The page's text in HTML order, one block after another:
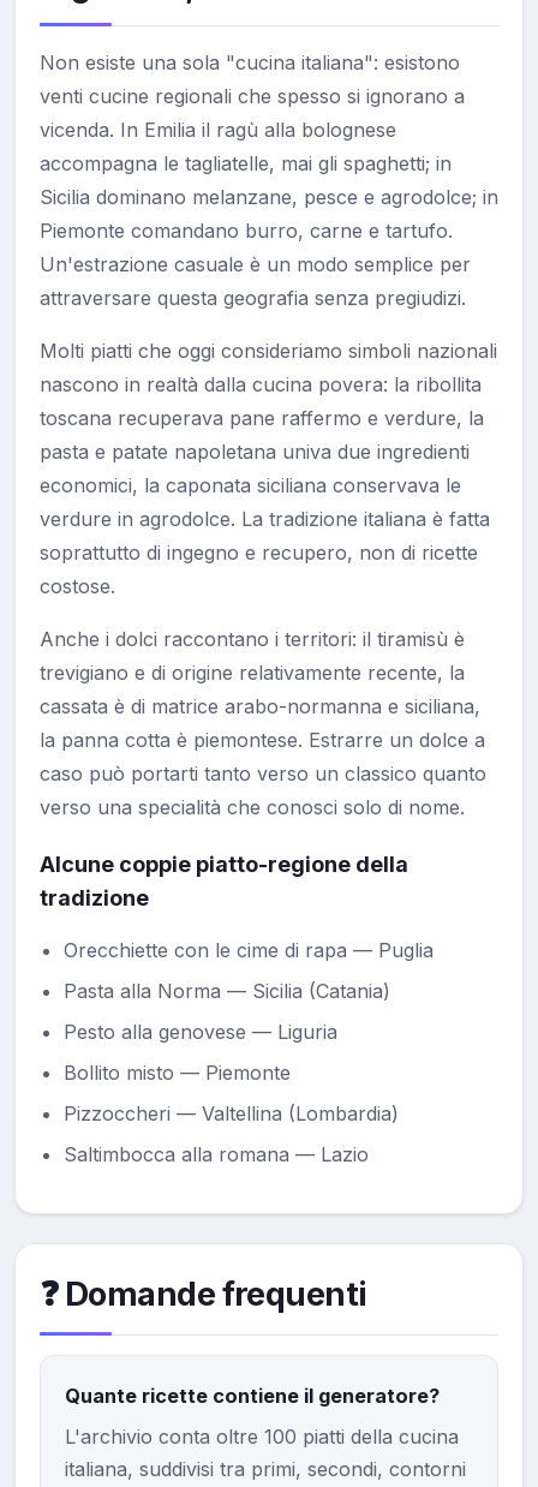
Non esiste una sola "cucina italiana": esistono
venti cucine regionali che spesso si ignorano a
vicenda. In Emilia il ragù alla bolognese
accompagna le tagliatelle, mai gli spaghetti; in
Sicilia dominano melanzane, pesce e agrodolce; in
Piemonte comandano burro, carne e tartufo.
Un'estrazione casuale è un modo semplice per
attraversare questa geografia senza pregiudizi.
Molti piatti che oggi consideriamo simboli nazionali
nascono in realtà dalla cucina povera: la ribollita
toscana recuperava pane raffermo e verdure, la
pasta e patate napoletana univa due ingredienti
economici, la caponata siciliana conservava le
verdure in agrodolce. La tradizione italiana è fatta
soprattutto di ingegno e recupero, non di ricette
costose.
Anche i dolci raccontano i territori: il tiramisù è
trevigiano e di origine relativamente recente, la
cassata è di matrice arabo-normanna e siciliana,
la panna cotta è piemontese. Estrarre un dolce a
caso può portarti tanto verso un classico quanto
verso una specialità che conosci solo di nome.
Alcune coppie piatto-regione della
tradizione
Orecchiette con le cime di rapa — Puglia
Pasta alla Norma — Sicilia (Catania)
Pesto alla genovese — Liguria
Bollito misto — Piemonte
Pizzoccheri — Valtellina (Lombardia)
Saltimbocca alla romana — Lazio
❓ Domande frequenti
Quante ricette contiene il generatore?
L'archivio conta oltre 100 piatti della cucina
italiana, suddivisi tra primi, secondi, contorni